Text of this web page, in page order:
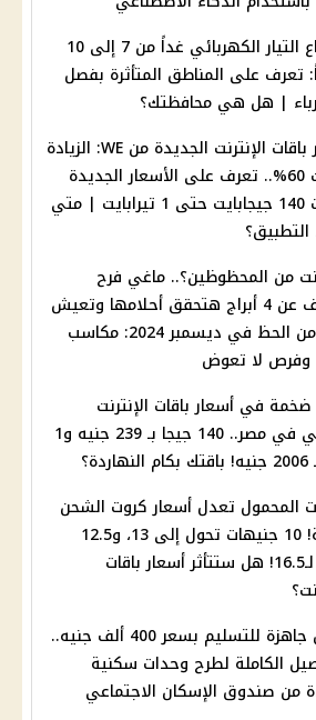
انقطاع التيار الكهربائي غداً من 7 إلى 10
تعرف على المناطق المتأثرة بفصل
| هل هي محافظتك؟
أسعار باقات الإنترنت الجديدة من WE: الزيادة
وصلت 60%.. تعرف على الأسعار الجديدة
لباقات 140 جيجابايت حتى 1 تيرابايت | متي
من المحظوظين؟.. ماغي فرح
تكشف عن 4 أبراج هتحقق أحلامها وتعيش
فترة من الحظ في ديسمبر 2024: مكاسب
وفرص لا تعوض
ضخمة في أسعار باقات الإنترنت
الأرضي في مصر.. 140 جيجا بـ 239 جنيه و1
المحمول تعدل أسعار كروت الشحن
الفكة! 10 جنيهات تحول إلى 13، و12.5
جنيه لـ16.5! هل ستتأثر أسعار باقات
شقق جاهزة للتسليم بسعر 400 ألف جنيه..
الكاملة لطرح وحدات سكنية
من صندوق الإسكان الاجتماعي